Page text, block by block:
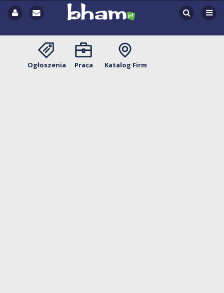
Ogłoszenia Praca Katalog Firm